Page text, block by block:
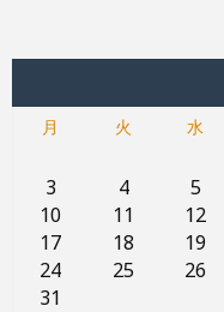
月
火 水
3
4 5
10
11 12
17
18 19
24
25 26
31